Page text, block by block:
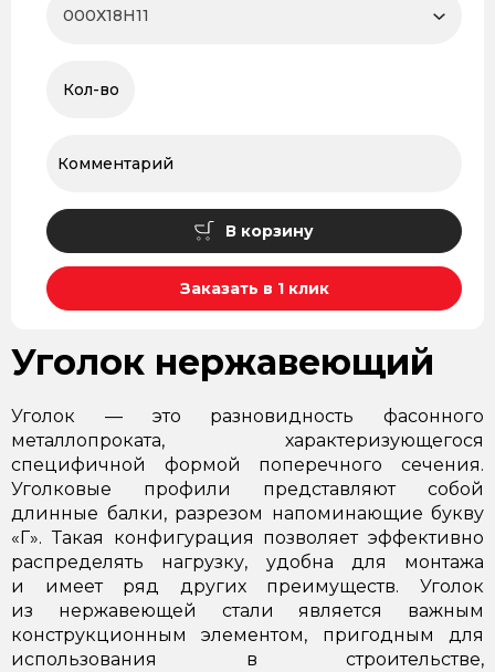
В корзину
Заказать в 1 клик
Уголок нержавеющий
Уголок — это разновидность фасонного
металлопроката, характеризующегося
специфичной формой поперечного сечения.
Уголковые профили представляют собой
длинные балки, разрезом напоминающие букву
«Г». Такая конфигурация позволяет эффективно
распределять нагрузку, удобна для монтажа
и имеет ряд других преимуществ. Уголок
из нержавеющей стали является важным
конструкционным элементом, пригодным для
использования в строительстве,